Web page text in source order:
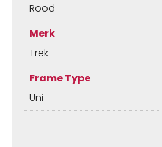
Rood
Merk
Trek
Frame Type
Uni